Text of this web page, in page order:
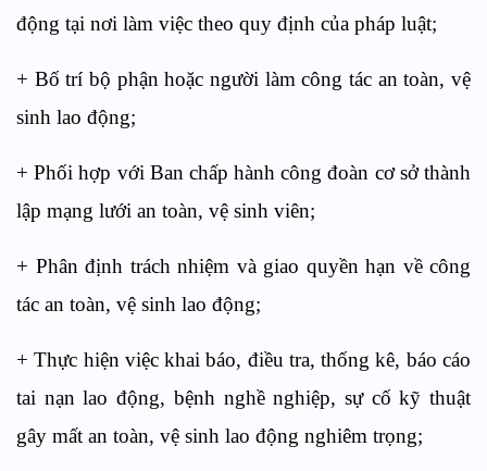
động tại nơi làm việc theo quy định của pháp luật;
+ Bố trí bộ phận hoặc người làm công tác an toàn, vệ
sinh lao động;
+ Phối hợp với Ban chấp hành công đoàn cơ sở thành
lập mạng lưới an toàn, vệ sinh viên;
+ Phân định trách nhiệm và giao quyền hạn về công
tác an toàn, vệ sinh lao động;
+ Thực hiện việc khai báo, điều tra, thống kê, báo cáo
tai nạn lao động, bệnh nghề nghiệp, sự cố kỹ thuật
gây mất an toàn, vệ sinh lao động nghiêm trọng;